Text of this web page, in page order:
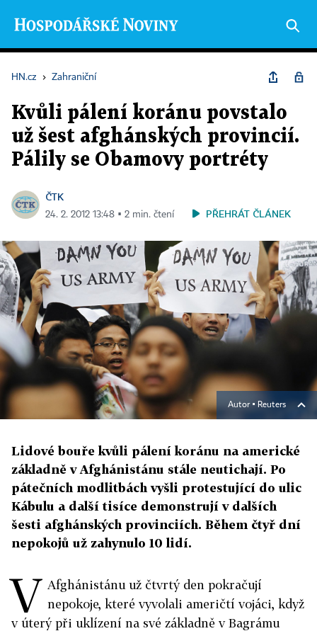
HN.cz › Zahraniční
Kvůli pálení koránu povstalo
už šest afghánských provincií.
Pálily se Obamovy portréty
ČTK
24. 2. 2012 13:48 ▪ 2 min. čtení PŘEHRÁT ČLÁNEK
Autor ▪ Reuters
Lidové bouře kvůli pálení koránu na americké
základně v Afghánistánu stále neutichají. Po
pátečních modlitbách vyšli protestující do ulic
Kábulu a další tisíce demonstrují v dalších
šesti afghánských provinciích. Během čtyř dní
nepokojů už zahynulo 10 lidí.
V Afghánistánu už čtvrtý den pokračují
nepokoje, které vyvolali američtí vojáci, když
v úterý při uklízení na své základně v Bagrámu